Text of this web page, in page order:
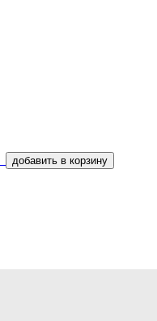
добавить в корзину